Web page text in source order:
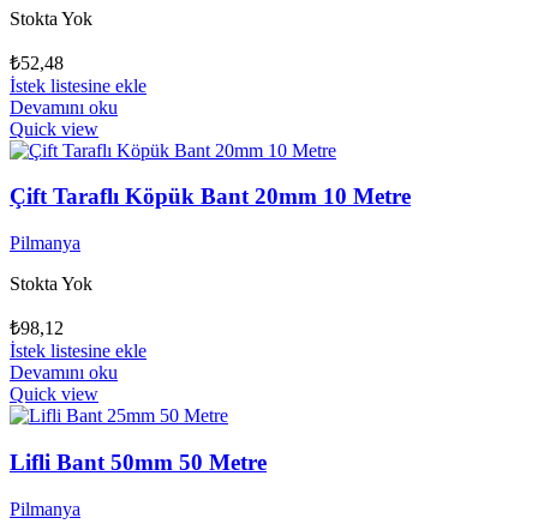
Stokta Yok
₺52,48
İstek listesine ekle
Devamını oku
Quick view
Çift Taraflı Köpük Bant 20mm 10 Metre
Pilmanya
Stokta Yok
₺98,12
İstek listesine ekle
Devamını oku
Quick view
Lifli Bant 50mm 50 Metre
Pilmanya